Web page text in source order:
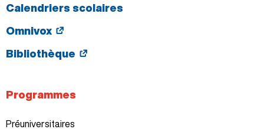
Calendriers scolaires
Omnivox
Bibliothèque
Programmes
Préuniversitaires